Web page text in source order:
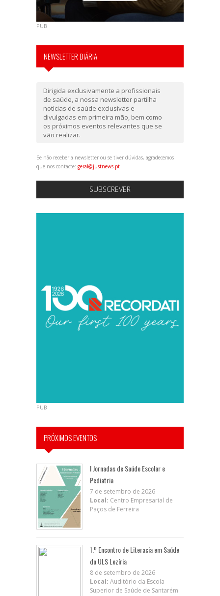
PUB
NEWSLETTER DIÁRIA
Dirigida exclusivamente a profissionais
de saúde, a nossa newsletter partilha
notícias de saúde exclusivas e
divulgadas em primeira mão, bem como
os próximos eventos relevantes que se
vão realizar.
Se não receber a newsletter ou se tiver dúvidas, agradecemos
que nos contacte: geral@justnews.pt
SUBSCREVER
PUB
PRÓXIMOS EVENTOS
I Jornadas de Saúde Escolar e
Pediatria
7 de setembro de 2026
Local: Centro Empresarial de
Paços de Ferreira
1.º Encontro de Literacia em Saúde
da ULS Lezíria
8 de setembro de 2026
Local: Auditório da Escola
Superior de Saúde de Santarém